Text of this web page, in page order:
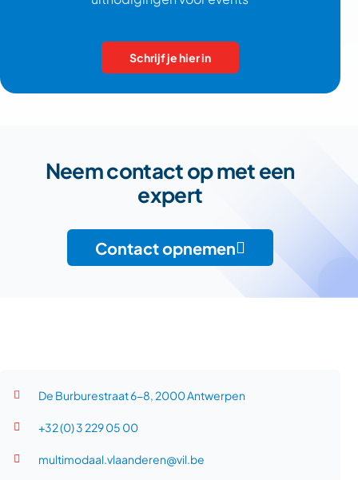
Schrijf je hier in
Neem contact op met een
expert
Contact opnemen
De Burburestraat 6-8, 2000 Antwerpen
+32 (0) 3 229 05 00
multimodaal.vlaanderen@vil.be